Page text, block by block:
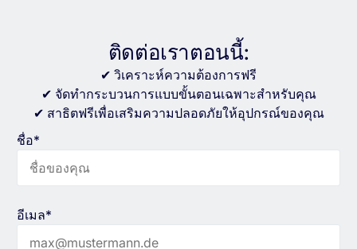
ติดต่อเราตอนนี้:
✔ วิเคราะห์ความต้องการฟรี
✔ จัดทำกระบวนการแบบขั้นตอนเฉพาะสำหรับคุณ
✔ สาธิตฟรีเพื่อเสริมความปลอดภัยให้อุปกรณ์ของคุณ
ชื่อ*
อีเมล*